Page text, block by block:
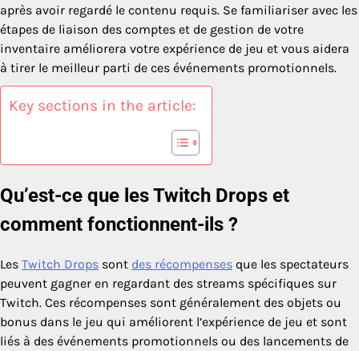
après avoir regardé le contenu requis. Se familiariser avec les
étapes de liaison des comptes et de gestion de votre
inventaire améliorera votre expérience de jeu et vous aidera
à tirer le meilleur parti de ces événements promotionnels.
Key sections in the article:
Qu’est-ce que les Twitch Drops et
comment fonctionnent-ils ?
Les Twitch Drops sont des récompenses que les spectateurs
peuvent gagner en regardant des streams spécifiques sur
Twitch. Ces récompenses sont généralement des objets ou
bonus dans le jeu qui améliorent l’expérience de jeu et sont
liés à des événements promotionnels ou des lancements de